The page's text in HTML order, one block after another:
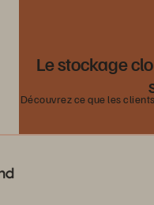
Le stockage
Découvrez ce que les